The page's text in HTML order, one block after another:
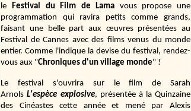
le Festival du Film de Lama vous propose une
programmation qui ravira petits comme grands,
faisant une belle part aux œuvres présentées au
Festival de Cannes avec des films venus du monde
entier. Comme l'indique la devise du festival, rendez-
vous aux "Chroniques d'un village monde" !
Le festival s'ouvrira sur le film de Sarah
Arnols L'espèce explosive, présentée à la Quinzaine
des Cinéastes cette année et mené par Alexis